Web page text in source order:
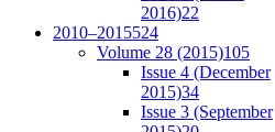
2016)22
2010–2015524
Volume 28 (2015)105
Issue 4 (December
2015)34
Issue 3 (September